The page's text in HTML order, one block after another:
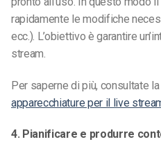
rapidamente le modifiche
ecc.). L’obiettivo è garantire
stream.
Per saperne di più, consultate
apparecchiature per il live
4. Pianificare e produrre